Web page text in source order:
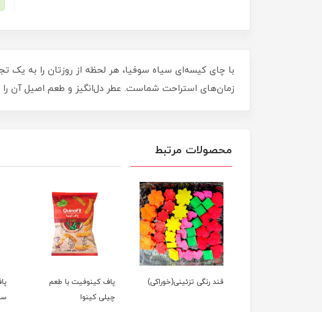
با چای کیسه‌ای سیاه سوفیا، هر لحظه از روزتان را به
زمان‌های استراحت شماست. عطر دل‌انگیز و طعم اصیل آن را
محصولات مرتبط
قند رنگی تزئینی(خوراکی)
پاف کینوفیت با طعم
چیلی کینوا